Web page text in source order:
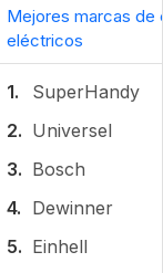
Mejores marcas de
eléctricos
1.
SuperHandy
2. Universel
3. Bosch
4. Dewinner
5. Einhell